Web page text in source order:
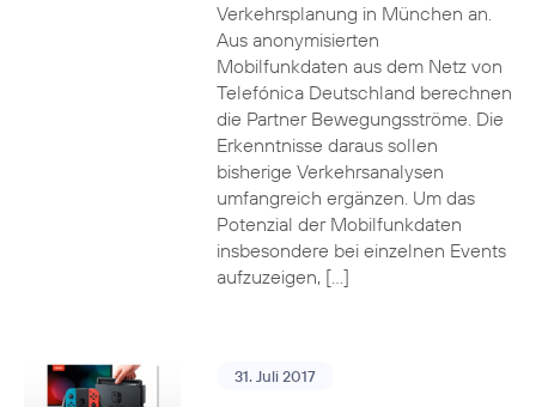
Verkehrsplanung in München an.
Aus anonymisierten
Mobilfunkdaten aus dem Netz von
Telefónica Deutschland berechnen
die Partner Bewegungsströme. Die
Erkenntnisse daraus sollen
bisherige Verkehrsanalysen
umfangreich ergänzen. Um das
Potenzial der Mobilfunkdaten
insbesondere bei einzelnen Events
aufzuzeigen, […]
31. Juli 2017